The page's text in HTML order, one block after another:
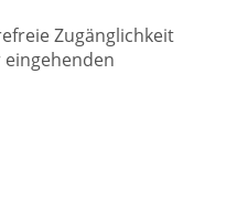
Zugänglichkeit